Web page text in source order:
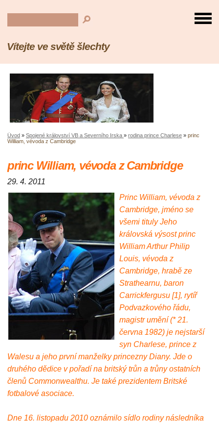
Vítejte ve světě šlechty
Úvod » Spojené království VB a Severního Irska » rodina prince Charlese » princ
William, vévoda z Cambridge
princ William, vévoda z Cambridge
29. 4. 2011
Princ William, vévoda z
Cambridge, jméno se
všemi tituly Jeho
královská výsost princ
William Arthur Philip
Louis, vévoda z
Cambridge, hrabě ze
Strathearnu, baron
Carrickfergusu [1], rytíř
Podvazkového řádu,
magistr umění (* 21.
června 1982) je nejstarší
syn Charlese, prince z
Walesu a jeho první manželky princezny Diany. Jde o
druhého dědice v pořadí na britský trůn a trůny ostatních
členů Commonwealthu. Je také prezidentem Britské
fotbalové asociace.
Dne 16. listopadu 2010 oznámilo sídlo rodiny následníka